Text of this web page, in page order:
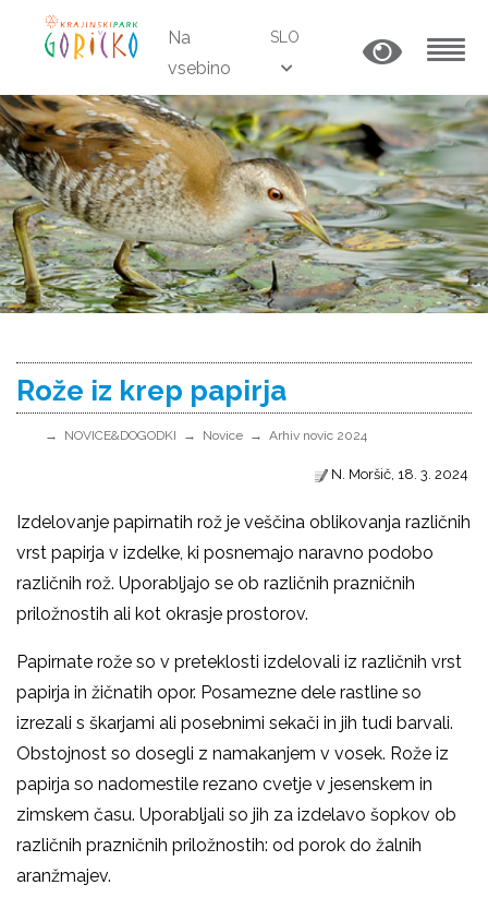
Na
vsebino
SLO
Rože iz krep papirja
NOVICE&DOGODKI Novice Arhiv novic 2024
N. Moršič, 18. 3. 2024
Izdelovanje papirnatih rož je veščina oblikovanja različnih
vrst papirja v izdelke, ki posnemajo naravno podobo
različnih rož. Uporabljajo se ob različnih prazničnih
priložnostih ali kot okrasje prostorov.
Papirnate rože so v preteklosti izdelovali iz različnih vrst
papirja in žičnatih opor. Posamezne dele rastline so
izrezali s škarjami ali posebnimi sekači in jih tudi barvali.
Obstojnost so dosegli z namakanjem v vosek. Rože iz
papirja so nadomestile rezano cvetje v jesenskem in
zimskem času. Uporabljali so jih za izdelavo šopkov ob
različnih prazničnih priložnostih: od porok do žalnih
aranžmajev.